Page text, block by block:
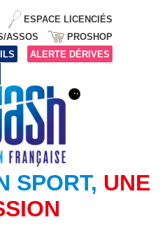
ESPACE LICENCIÉS
ASSOS
PROSHOP
ALERTE DÉRIVES
SPORT, UNE